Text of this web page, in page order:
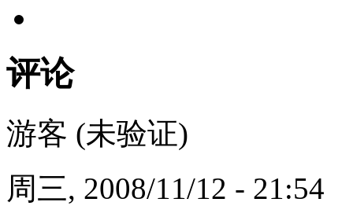
评论
游客 (未验证)
周三, 2008/11/12 - 21:54